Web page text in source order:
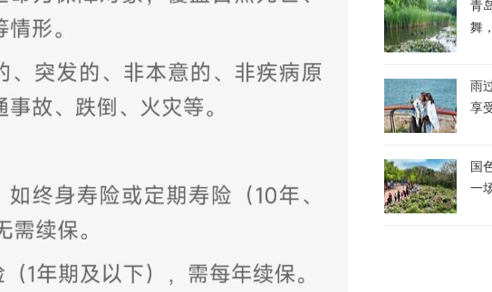
青
舞
雨
享
国
一